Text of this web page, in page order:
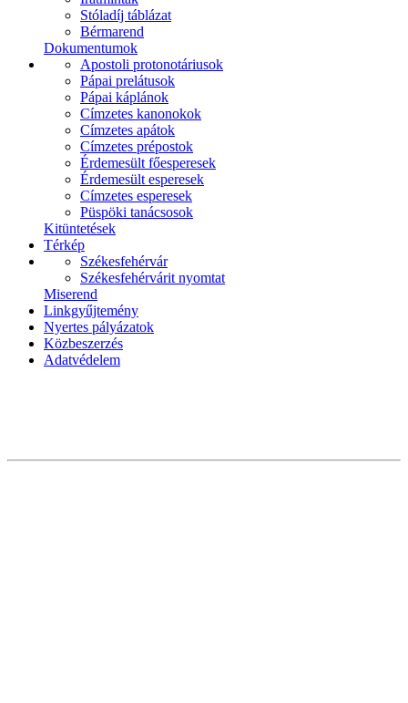
Stóladíj táblázat
Bérmarend
Dokumentumok
Apostoli protonotáriusok
Pápai prelátusok
Pápai káplánok
Címzetes kanonokok
Címzetes apátok
Címzetes prépostok
Érdemesült főesperesek
Érdemesült esperesek
Címzetes esperesek
Püspöki tanácsosok
Kitüntetések
Térkép
Székesfehérvár
Székesfehérvárit nyomtat
Miserend
Linkgyűjtemény
Nyertes pályázatok
Közbeszerzés
Adatvédelem